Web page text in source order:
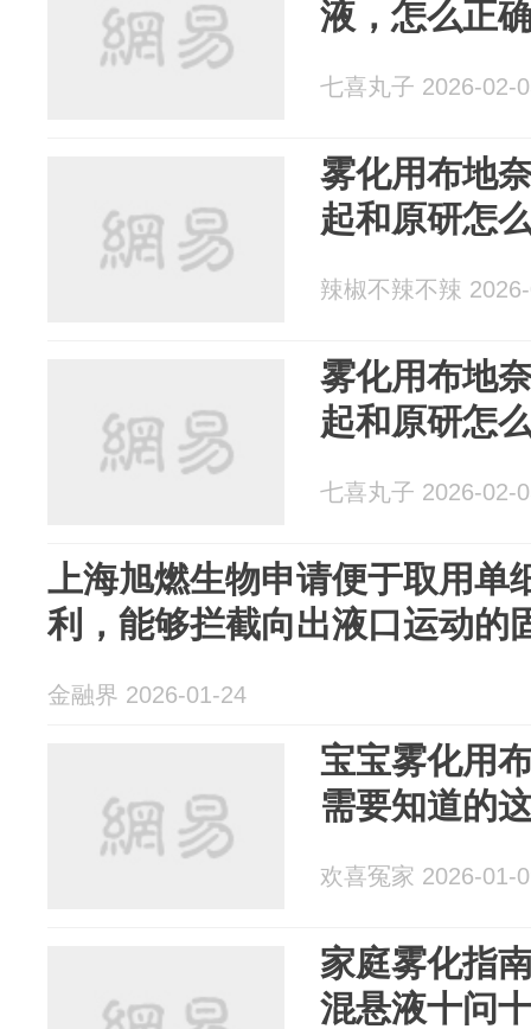
液，怎么正
七喜丸子 2026-02-
雾化用布地
起和原研怎
辣椒不辣不辣
雾化用布地
起和原研怎
七喜丸子 2026-02-
上海旭燃生物申请便于取用单
利，能够拦截向出液口运动的
金融界 2026-01-24
宝宝雾化用
需要知道的
欢喜冤家 2026-01-
家庭雾化指
混悬液十问